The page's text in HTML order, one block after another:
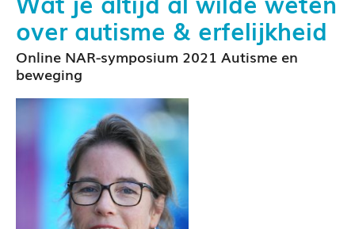
over autisme & erfelijkheid
Online NAR-symposium 2021 Autisme en
beweging